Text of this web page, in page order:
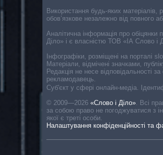
Cуб'єкт у сфері онлайн-медіа.
© 2009—2026 «Слово і Діло». Всі
за собою право не погоджуватися з
якої є треті особи.
Налаштування конфіденційності та
Використання будь-яких
обов’язкове незалежно від повного
Аналітична інформація про обіцянки
Діло» і є власністю ТОВ «ІА Слово і
Інфографіки, розміщені на порталі
Матеріали, відмічені значками,
Редакція не несе відповідальності
рекламодавець.